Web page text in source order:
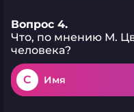
Вопрос 4.
Что, по мнению М.
человека?
C Имя